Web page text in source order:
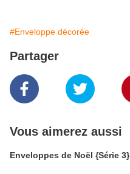
#Enveloppe décorée
Partager
Vous aimerez aussi
Enveloppes de Noël {Série 3}